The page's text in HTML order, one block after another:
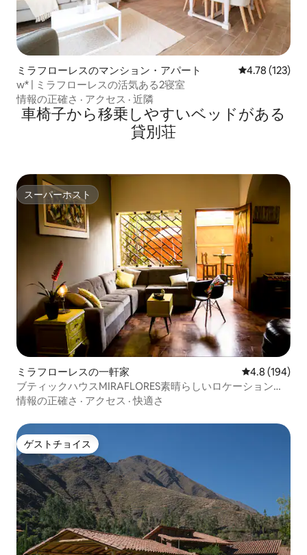
ミラフローレスのマンション・アパート レビュー123
4.78 (123)
w* | ミラフローレスの活気ある2寝室
情報の正確さ · アクセス · 近隣
車椅子から移乗しやすいベッドがある
貸別荘
スーパーホスト
スーパーホスト
ミラフローレスの一軒家 レビュー194
4.8 (194)
ブティックハウスMIRAFLORES素晴らしいロケーション！
7 BD/12 p
情報の正確さ · アクセス ·快適さ
ゲストチョイス
ゲストチョイス